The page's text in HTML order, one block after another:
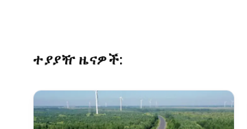
ተያያዥ ዜናዎች: